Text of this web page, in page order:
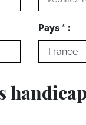
Pays * :